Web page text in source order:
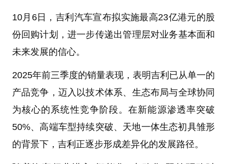
10月6日，吉利汽车宣布拟实施最高23亿港元的股
份回购计划，进一步传递出管理层对业务基本面和
未来发展的信心。
2025年前三季度的销量表现，表明吉利已从单一的
产品竞争，迈入以技术体系、生态布局与全球协同
为核心的系统性竞争阶段。在新能源渗透率突破
50%、高端车型持续突破、天地一体生态初具雏形
的背景下，吉利正逐步形成差异化的发展路径。